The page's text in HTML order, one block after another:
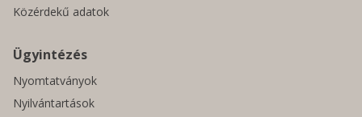
Közérdekű adatok
Ügyintézés
Nyomtatványok
Nyilvántartások